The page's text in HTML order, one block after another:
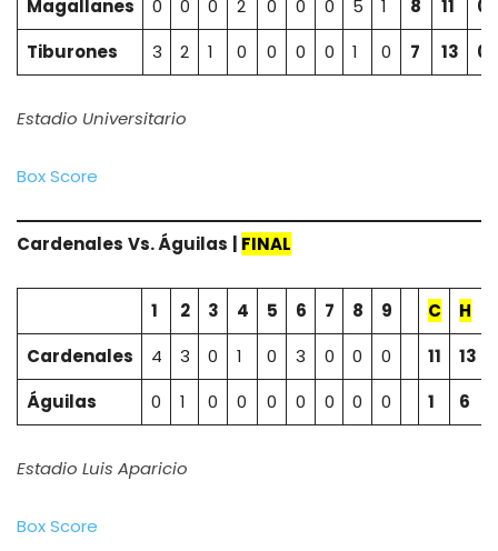
Magallanes
0 0 0 2 0 0 0 5 1 8 11
0
Tiburones
3 2 1 0 0 0 0 1 0 7 13 0
Estadio Universitario
Box Score
Cardenales Vs.Águilas FINAL
1 2 3 4 5 6 7 8 9 C H
Cardenales
4 3 0 1 0 3 0 0 0 11 13
Águilas
0 1 0 0 0 0 0 0 0 1 6
Estadio Luis Aparicio
Box Score